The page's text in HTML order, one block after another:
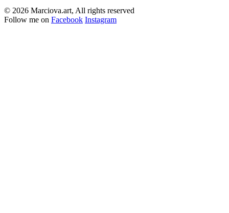
© 2026 Marciova.art, All rights reserved
Follow me on Facebook Instagram